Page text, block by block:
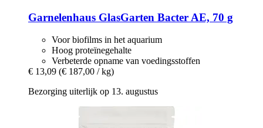
Garnelenhaus GlasGarten Bacter AE, 70 g
Voor biofilms in het aquarium
Hoog proteïnegehalte
Verbeterde opname van voedingsstoffen
€ 13,09 (€ 187,00 / kg)
Bezorging uiterlijk op 13. augustus